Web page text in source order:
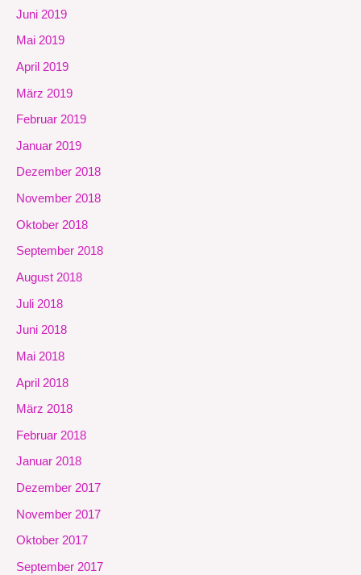
Juni 2019
Mai 2019
April 2019
März 2019
Februar 2019
Januar 2019
Dezember 2018
November 2018
Oktober 2018
September 2018
August 2018
Juli 2018
Juni 2018
Mai 2018
April 2018
März 2018
Februar 2018
Januar 2018
Dezember 2017
November 2017
Oktober 2017
September 2017